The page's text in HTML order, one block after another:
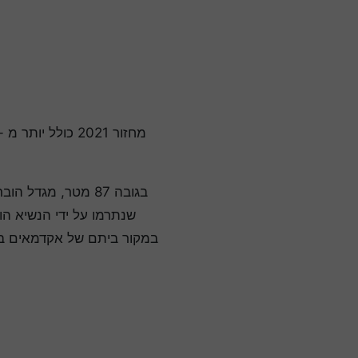
שנתרמו על ידי הנשיא
במקור ביתם של אקדמאים